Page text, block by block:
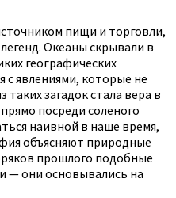
пищи и торговли,
Океаны скрывали в
географических
с явлениями, которые не
таких загадок стала вера в
посреди соленого
наивной в наше время,
объясняют природные
прошлого подобные
— они основывались на